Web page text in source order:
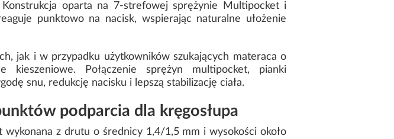
oparta na 7-strefowej sprężynie Multipocket i
punktowo na nacisk, wspierając naturalne ułożenie
jak i w przypadku użytkowników szukających materaca o
kieszeniowe. Połączenie sprężyn multipocket, pianki
snu, redukcję nacisku i lepszą stabilizację ciała.
podparcia dla kręgosłupa
z drutu o średnicy 1,4/1,5 mm i wysokości około